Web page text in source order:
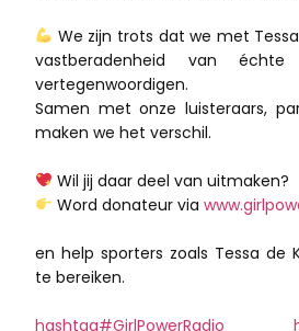
We zijn trots dat we met
vastberadenheid van échte
vertegenwoordigen.
Samen met onze luisteraars,
maken we het verschil.
Wil jij daar deel van uitmaken?
Word donateur via
en help sporters zoals Tessa de
te bereiken.
hashtag#GirlPowerRadio